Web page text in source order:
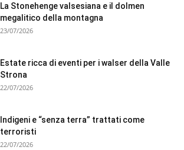
La Stonehenge valsesiana e il dolmen
megalitico della montagna
23/07/2026
Estate ricca di eventi per i walser della Valle
Strona
22/07/2026
Indigeni e “senza terra” trattati come
terroristi
22/07/2026